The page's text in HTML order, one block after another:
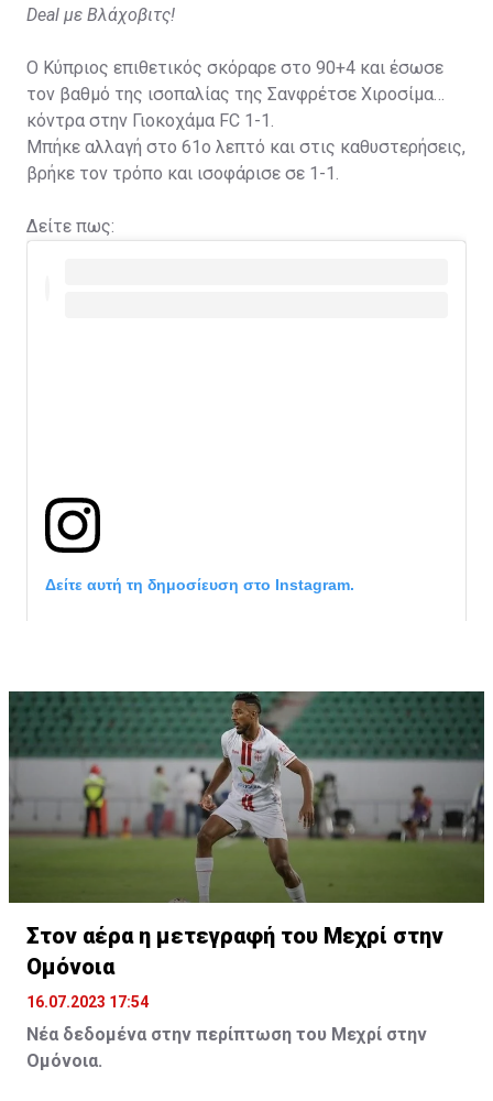
Deal με Βλάχοβιτς!
Ο Κύπριος επιθετικός σκόραρε στο 90+4 και έσωσε
τον βαθμό της ισοπαλίας της Σανφρέτσε Χιροσίμα
κόντρα στην Γιοκοχάμα FC 1-1.
Μπήκε αλλαγή στο 61ο λεπτό και στις καθυστερήσεις,
βρήκε τον τρόπο και ισοφάρισε σε 1-1.
Δείτε πως:
Δείτε αυτή τη δημοσίευση στο Instagram.
Στον αέρα η μετεγραφή του Μεχρί στην
Ομόνοια
16.07.2023 17:54
Νέα δεδομένα στην περίπτωση του Μεχρί στην
Ομόνοια.